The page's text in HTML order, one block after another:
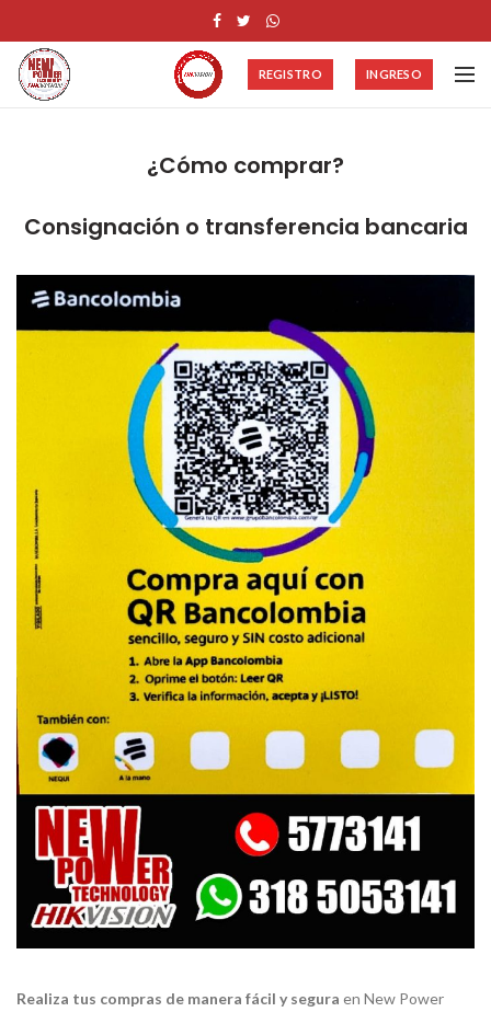
REGISTRO INGRESO
¿Cómo comprar?
Consignación o transferencia bancaria
Realiza tus compras de manera fácil y segura en New Power